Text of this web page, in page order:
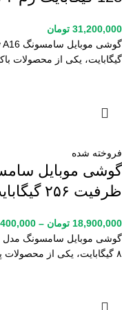
31,200,000 تومان
گیگابایت، یکی از محصولات
فروخته شده
ظرفیت ۲۵۶ گیگابایت رم ۸ گیگابایت – ویتنام
18,900,000 تومان –
۸ گیگابایت، یکی از محصولات پیشرفته و